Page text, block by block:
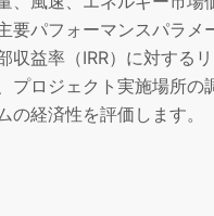
要パフォーマンスパラメ
収益率（IRR）に対する
プロジェクト実施場所の
の経済性を評価します。